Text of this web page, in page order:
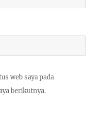
web saya pada
berikutnya.